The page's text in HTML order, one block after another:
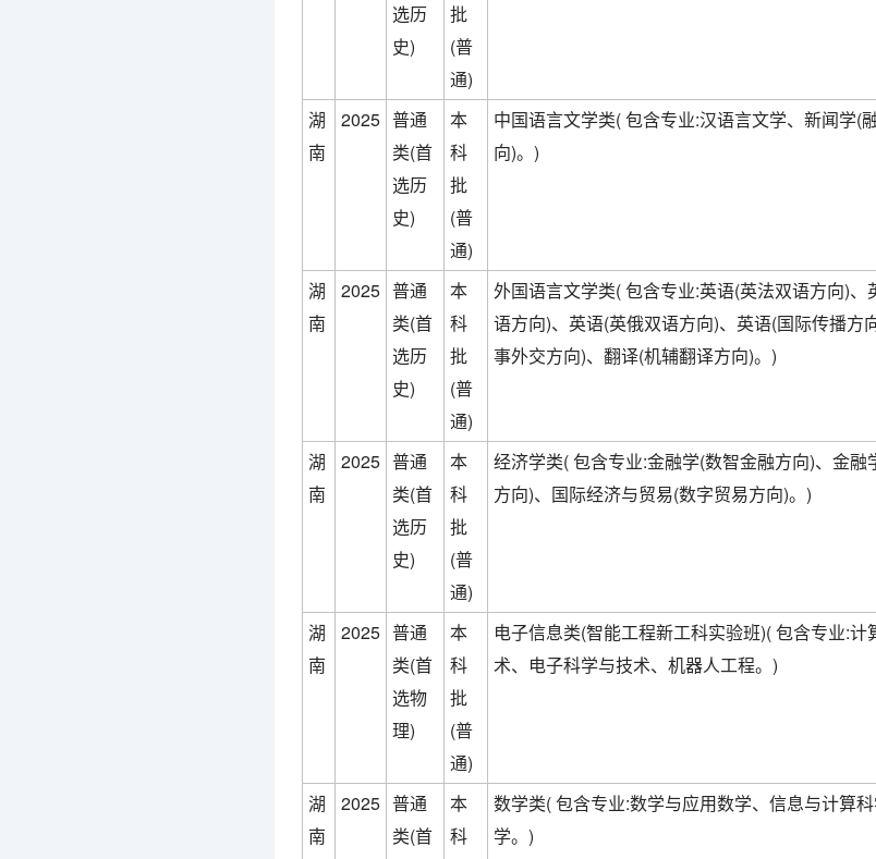
选历
史)
批
(普
通)
湖
南
2025 普通
类(首
选历
史)
本
科
批
(普
通)
中国语言文学类( 包含专业:汉语言文学、新闻学(
向)。)
湖
南
2025 普通
类(首
选历
史)
本
科
批
(普
通)
外国语言文学类( 包含专业:英语(英法双语方向)、
语方向)、英语(英俄双语方向)、英语(国际传播方
事外交方向)、翻译(机辅翻译方向)。)
湖
南
2025 普通
类(首
选历
史)
本
科
批
(普
通)
经济学类( 包含专业:金融学(数智金融方向)、金融
方向)、国际经济与贸易(数字贸易方向)。)
湖
南
2025 普通
类(首
选物
理)
本
科
批
(普
通)
电子信息类(智能工程新工科实验班)( 包含专业:计
术、电子科学与技术、机器人工程。)
湖
南
2025 普通
类(首
本
科
数学类( 包含专业:数学与应用数学、信息与计算
学。)